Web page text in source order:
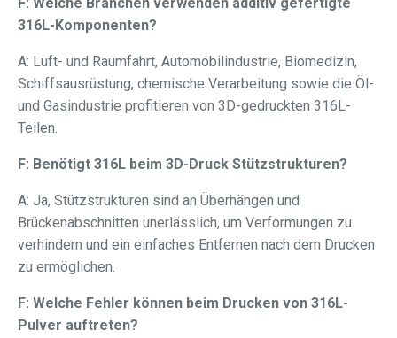
316L-Komponenten?
A: Luft- und Raumfahrt, Automobilindustrie, Biomedizin,
Schiffsausrüstung, chemische Verarbeitung sowie die Öl-
und Gasindustrie profitieren von 3D-gedruckten 316L-
Teilen.
F: Benötigt 316L beim 3D-Druck Stützstrukturen?
A: Ja, Stützstrukturen sind an Überhängen und
Brückenabschnitten unerlässlich, um Verformungen zu
verhindern und ein einfaches Entfernen nach dem Drucken
zu ermöglichen.
F: Welche Fehler können beim Drucken von 316L-
Pulver auftreten?